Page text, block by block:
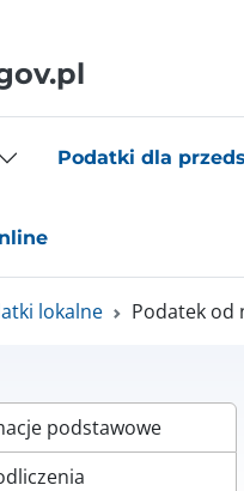
Podatki dla
lokalne Podatek od
podstawowe